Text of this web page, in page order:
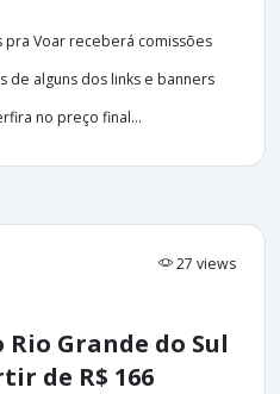
pra Voar receberá comissões
de alguns dos links e banners
no preço final...
27 views
Grande do Sul
de R$ 166